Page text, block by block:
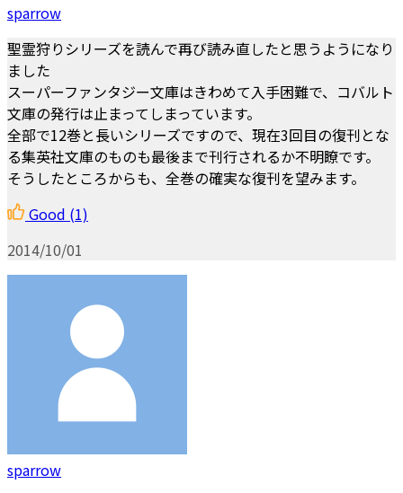
sparrow
聖霊狩りシリーズを読んで再び読み直したと思うようになり
ました
スーパーファンタジー文庫はきわめて入手困難で、コバルト
文庫の発行は止まってしまっています。
全部で12巻と長いシリーズですので、現在3回目の復刊とな
る集英社文庫のものも最後まで刊行されるか不明瞭です。
そうしたところからも、全巻の確実な復刊を望みます。
Good (1)
2014/10/01
sparrow